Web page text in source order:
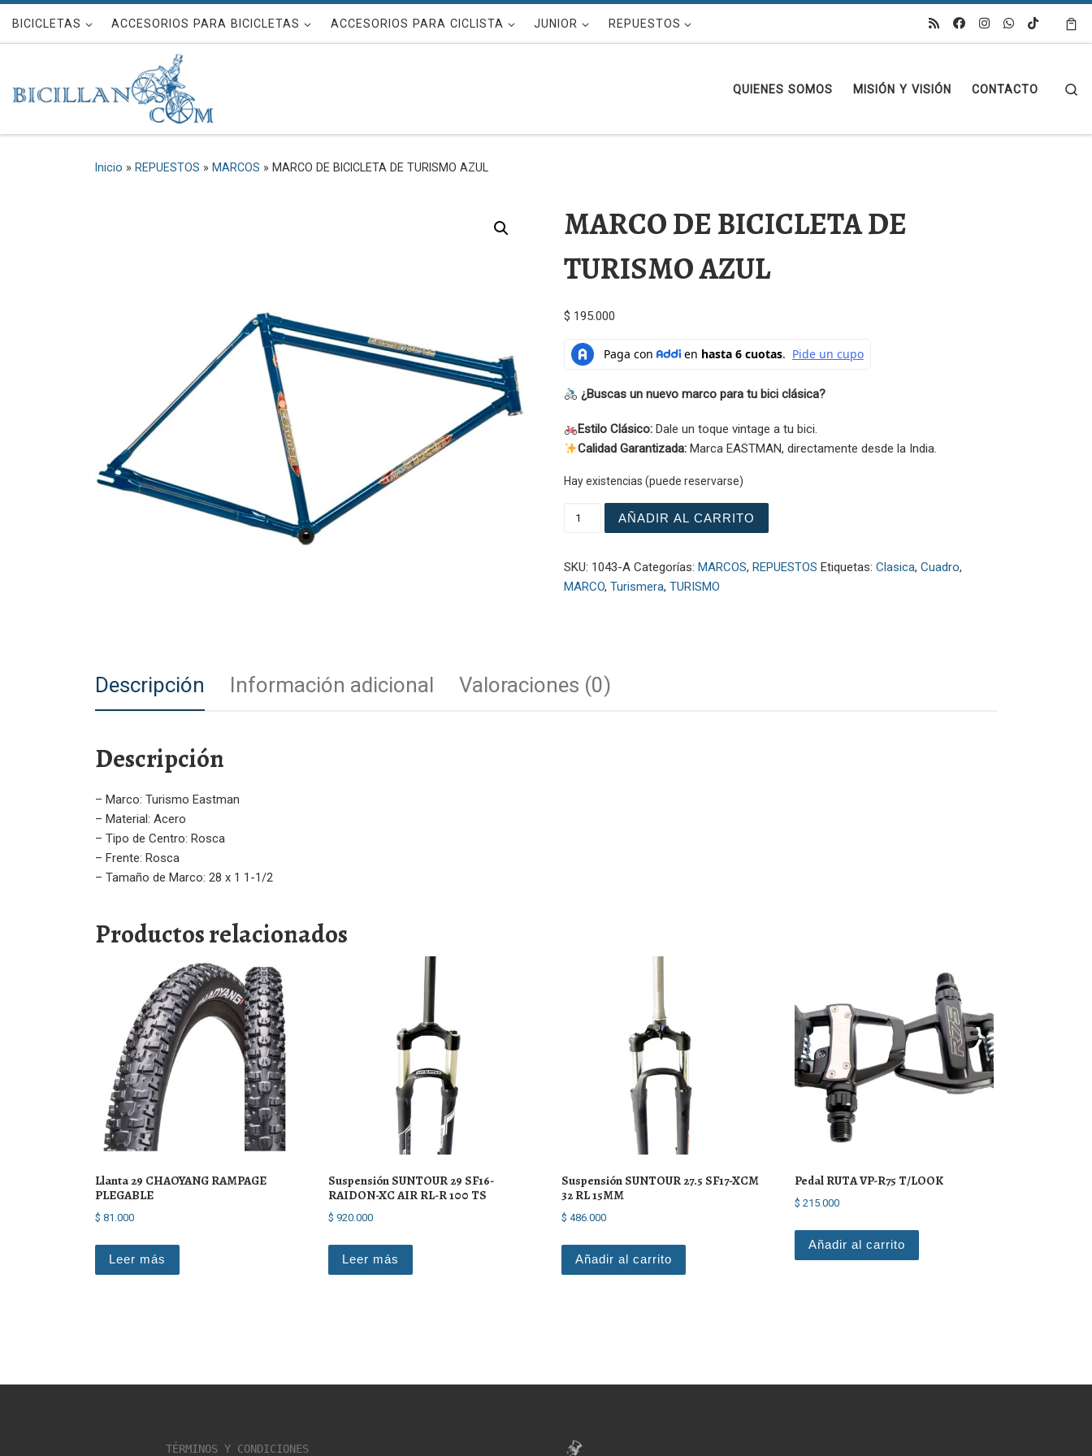
Saltar al contenido
BICICLETAS ACCESORIOS PARA BICICLETAS ACCESORIOS PARA CICLISTA JUNIOR REPUESTOS
QUIENES SOMOS MISIÓN Y VISIÓN CONTACTO
Inicio » REPUESTOS » MARCOS » MARCO DE BICICLETA DE TURISMO AZUL
MARCO DE BICICLETA DE
TURISMO AZUL
$ 195.000
¿Buscas un nuevo marco para tu bici clásica?
Estilo Clásico: Dale un toque vintage a tu bici.
Calidad Garantizada: Marca EASTMAN, directamente desde la India.
Hay existencias (puede reservarse)
MARCO DE BICICLETA DE TURISMO AZUL cantidad
AÑADIR AL CARRITO
SKU: 1043-A Categorías: MARCOS, REPUESTOS Etiquetas:Clasica,Cuadro,
MARCO,Turismera,TURISMO
Descripción Información adicional Valoraciones (0)
Descripción
– Marco: Turismo Eastman
– Material: Acero
– Tipo de Centro: Rosca
– Frente: Rosca
– Tamaño de Marco: 28 x 1 1-1/2
Productos relacionados
Llanta 29 CHAOYANG RAMPAGE
PLEGABLE
$ 81.000
Leer más
Suspensión SUNTOUR 29 SF16-
RAIDON-XC AIR RL-R 100 TS
$ 920.000
Leer más
Suspensión SUNTOUR 27.5 SF17-XCM
32 RL 15MM
$ 486.000
Añadir al carrito
Pedal RUTA VP-R75 T/LOOK
$ 215.000
Añadir al carrito
TÉRMINOS Y CONDICIONES